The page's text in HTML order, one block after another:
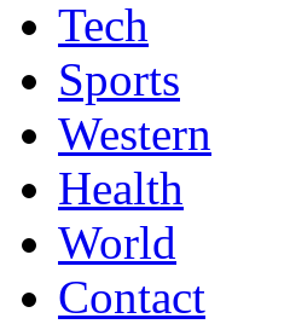
Tech
Sports
Western
Health
World
Contact